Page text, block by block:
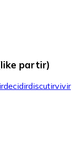
partir)
decidirdiscutirvivir